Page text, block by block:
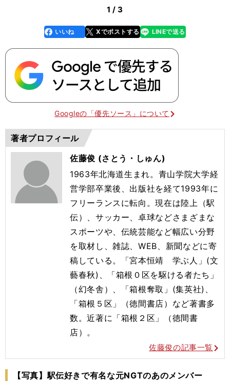
1 / 3
faceboo
k
いいね Xでポストする
line LINEで送る
Googleの「優先ソース」について
著者プロフィール
佐藤俊 (さとう・しゅん)
1963年北海道生まれ。青山学院大学経
営学部卒業後、出版社を経て1993年に
フリーランスに転向。現在は陸上（駅
伝）、サッカー、卓球などさまざまな
スポーツや、伝統芸能など幅広い分野
を取材し、雑誌、WEB、新聞などに寄
稿している。「宮本恒靖 学ぶ人」(文
藝春秋)、「箱根０区を駆ける者たち」
（幻冬舎）、「箱根奪取」(集英社)、
「箱根５区」（徳間書店）など著書多
数。近著に「箱根２区」（徳間書
店）。
佐藤俊の記事一覧
【写真】駅伝好きで有名な元NGTのあのメンバー